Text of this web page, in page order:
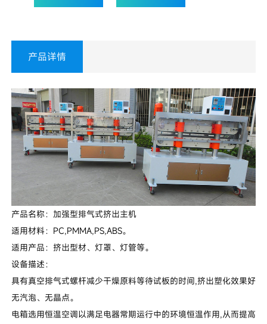
产品详情
产品名称：加强型排气式挤出主机
适用材料：PC,PMMA,PS,ABS。
适用产品：挤出型材、灯罩、灯管等。
设备描述：
具有真空排气式螺杆减少干燥原料等待试板的时间,挤出塑化效果好
无汽泡、无晶点。
电箱选用恒温空调以满足电器常期运行中的环境恒温作用,从而提高